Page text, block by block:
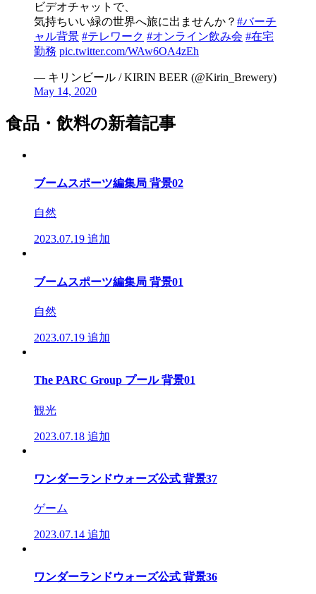
ビデオチャットで、
気持ちいい緑の世界へ旅に出ませんか？ #バーチ
ャル背景 #テレワーク #オンライン飲み会 #在宅
勤務 pic.twitter.com/WAw6OA4zEh
— キリンビール / KIRIN BEER (@Kirin_Brewery)
May 14, 2020
食品・飲料の新着記事
ブームスポーツ編集局 背景02
自然
2023.07.19 追加
ブームスポーツ編集局 背景01
自然
2023.07.19 追加
The PARC Group プール 背景01
観光
2023.07.18 追加
ワンダーランドウォーズ公式 背景37
ゲーム
2023.07.14 追加
ワンダーランドウォーズ公式 背景36